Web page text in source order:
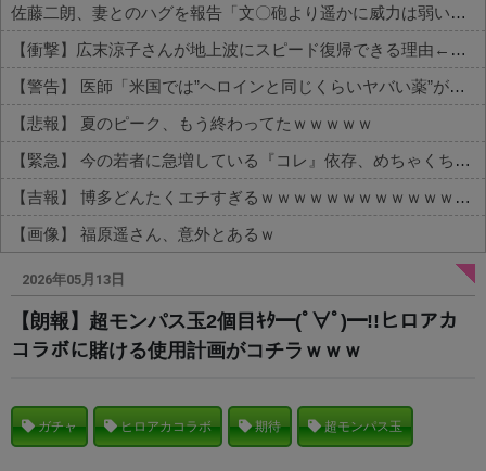
佐藤二朗、妻とのハグを報告「文〇砲より遥かに威力は弱いが、僕のノロケ砲をお見舞いする」
【衝撃】広末涼子さんが地上波にスピード復帰できる理由←コレ、誰にも分からない模様w w w w w w w w
【警告】 医師「米国では”ヘロインと同じくらいヤバい薬”が日本では平気で処方されてる」
【悲報】 夏のピーク、もう終わってたｗｗｗｗｗ
【緊急】 今の若者に急増している『コレ』依存、めちゃくちゃ深刻な模様w w w w w w w w w w
【吉報】 博多どんたくエチすぎるｗｗｗｗｗｗｗｗｗｗｗｗｗｗｗ
【画像】 福原遥さん、意外とあるｗ
Powered by livedoor 相互RSS
2026年05月13日
【朗報】超モンパス玉2個目ｷﾀ━(ﾟ∀ﾟ)━!!ヒロアカ
コラボに賭ける使用計画がコチラｗｗｗ
ガチャ ヒロアカコラボ 期待 超モンパス玉